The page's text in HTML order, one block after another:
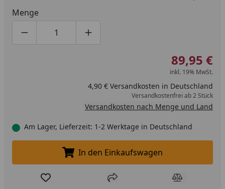
Menge
Produktmenge um eins verringern
Produktmenge manuell eingeben
Produktmenge um eins erhöhen
89,95 €
inkl. 19% MwSt.
4,90 € Versandkosten in Deutschland
Versandkostenfrei ab 2 Stück
Versandkosten nach Menge und Land
Am Lager, Lieferzeit: 1-2 Werktage in Deutschland
In den Einkaufswagen legen
In den Einkaufswagen
Produkt zur Wunschliste hinzufügen
Teilen Produkt